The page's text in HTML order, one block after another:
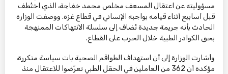
مسؤوليته عن اعتقال المسعف مخلص محمد خفاجة، الذي اختُطف
قبل أسابيع أثناء قيامه بواجبه الإنساني في قطاع غزة. ووصفت الوزارة
الحادث بأنه جريمة جديدة تُضاف إلى سلسلة الانتهاكات الممنهجة
بحق الكوادر الطبية خلال الحرب على القطاع.
وأشارت الوزارة إلى أن استهداف الطواقم الصحية بات سياسة متكررة،
مؤكدة أن 362 من العاملين في الحقل الطبي تعرّضوا للاعتقال منذ